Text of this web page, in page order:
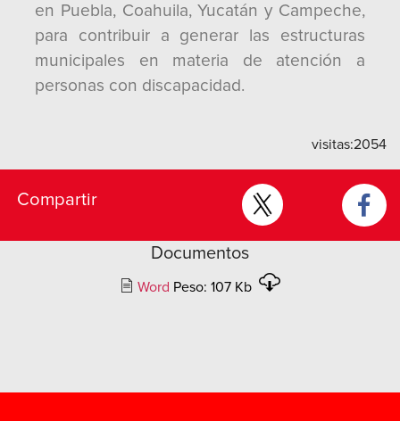
en Puebla, Coahuila, Yucatán y Campeche,
para contribuir a generar las estructuras
municipales en materia de atención a
personas con discapacidad.
visitas:2054
Compartir
Documentos
Word Peso: 107 Kb